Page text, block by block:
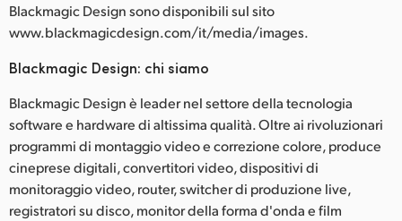
Blackmagic Design sono disponibili sul sito
www.blackmagicdesign.com/it/media/images.
Blackmagic Design: chi siamo
Blackmagic Design è leader nel settore della tecnologia
software e hardware di altissima qualità. Oltre ai rivoluzionari
programmi di montaggio video e correzione colore, produce
cineprese digitali, convertitori video, dispositivi di
monitoraggio video, router, switcher di produzione live,
registratori su disco, monitor della forma d'onda e film